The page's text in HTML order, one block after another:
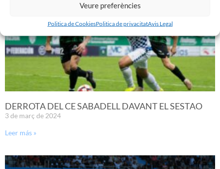
Veure preferències
Politica de CookiesPolitica de privacitatAvis Legal
DERROTA DEL CE SABADELL DAVANT EL SESTAO
3 de març de 2024
Leer más »